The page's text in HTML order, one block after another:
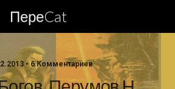
ПереCat
• 6 Комментариев